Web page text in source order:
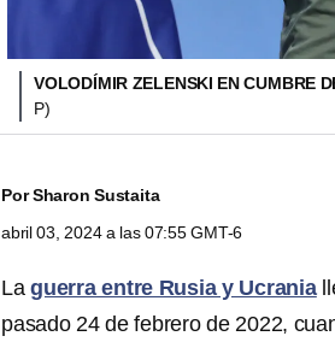
VOLODÍMIR ZELENSKI EN CUMBRE
P)
PorSharon Sustaita
abril 03, 2024 a las 07:55 GMT-6
La guerra entre Rusia y Ucrania
pasado 24 de febrero de 2022,